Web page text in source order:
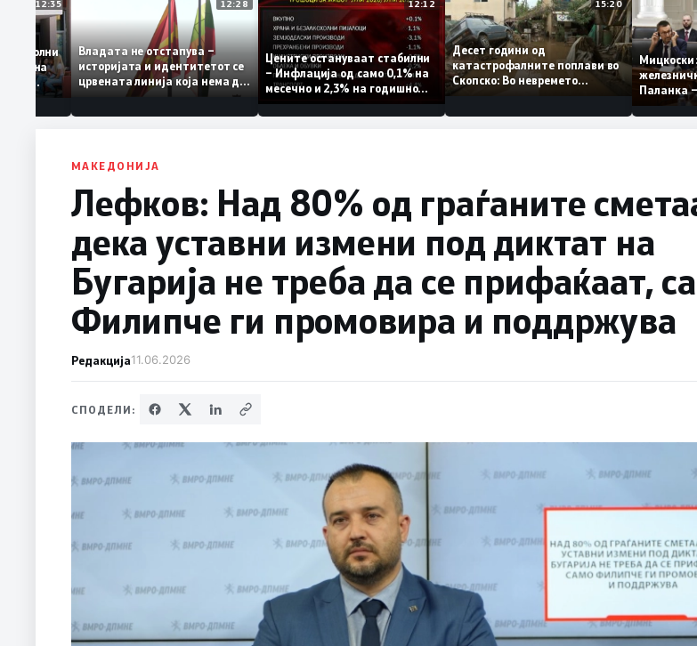
12:35
задоволни
на
12:28
Владата не отстапува –
историјата и идентитетот се
црвената линија која нема да
се погази
12:12
Цените остануваат стабилни
– Инфлација од само 0,1% на
месечно и 2,3% на годишно
ниво
15:20
Десет години од
катастрофалните поплави во
Скопско: Во невремето
МАКЕДОНИЈА
Лефков: Над 80% од граѓаните
дека уставни измени под диктат на
Бугарија не треба да се прифаќаат,
Филипче ги промовира и поддржува
Редакција11.06.2026
СПОДЕЛИ: